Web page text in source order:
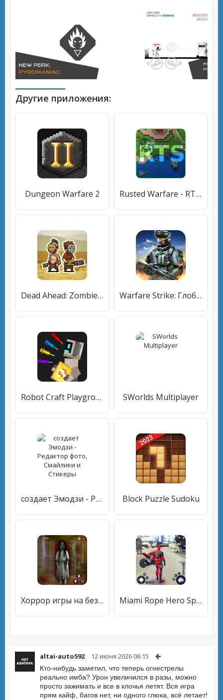
Другие приложения:
Dungeon Warfare 2 Rusted Warfare - RTS Strategy
Dead Ahead: Zombie Warfare Warfare Strike: Глобальная война
Robot Craft Playground: Stick Ragdoll SWorlds Multiplayer
создает Эмодзи - Pедактор фото, Смайлики и Стикеры Block Puzzle Sudoku
Хоррор игры на без интернета Miami Rope Hero Spider Game 2
altai-auto592 12 июня 2026 06:15
Кто-нибудь заметил, что теперь огнестрелы
реально имба? Урон увеличился в разы, можно
просто зажимать и все в клочья летят. Вся игра
прям кайф, багов нет, ни одного глюка, всё летает!